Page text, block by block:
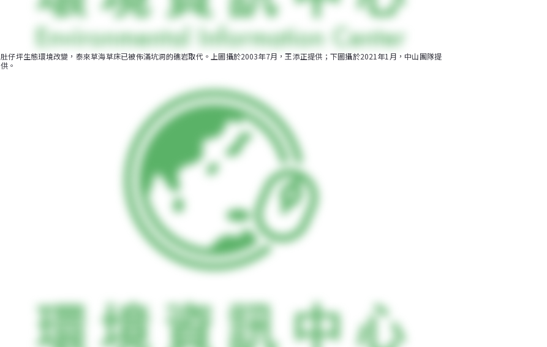
肚仔坪生態環境改變，泰來草海草床已被佈滿坑洞的礁岩取代。上圖攝於2003年7月，王添正提供；下圖攝於2021年1月，中山團隊提
供。